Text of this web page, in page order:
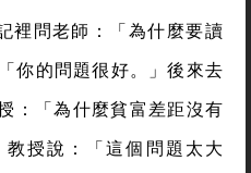
裡問老師：「為什麼要讀
你的問題很好。」後來去
：「為什麼貧富差距沒有
授說：「這個問題太大